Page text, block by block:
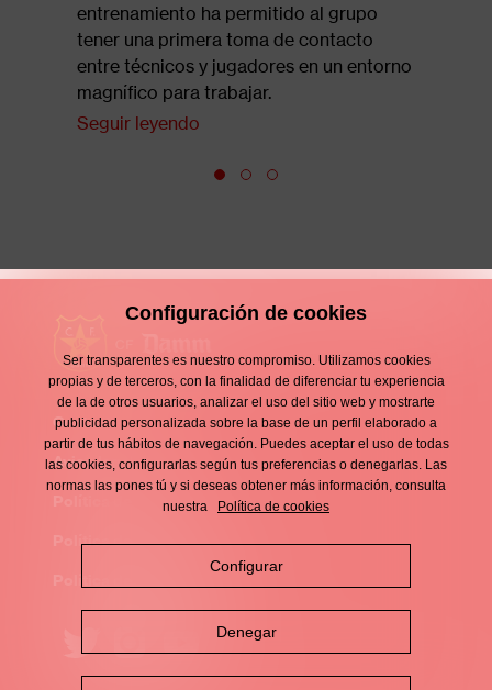
entrenamiento ha permitido al grupo
tener una primera toma de contacto
entre técnicos y jugadores en un entorno
magnífico para trabajar.
Seguir leyendo
Enllaços
d'interès
Contacto
Footer
Aviso legal
Política de privacidad
Política de cookies
Configuración de cookies
Ser transparentes es nuestro compromiso. Utilizamos cookies
propias y de terceros, con la finalidad de diferenciar tu experiencia
de la de otros usuarios, analizar el uso del sitio web y mostrarte
publicidad personalizada sobre la base de un perfil elaborado a
partir de tus hábitos de navegación. Puedes aceptar el uso de todas
las cookies, configurarlas según tus preferencias o denegarlas. Las
normas las pones tú y si deseas obtener más información, consulta
nuestra
Política de cookies
Configurar
Denegar